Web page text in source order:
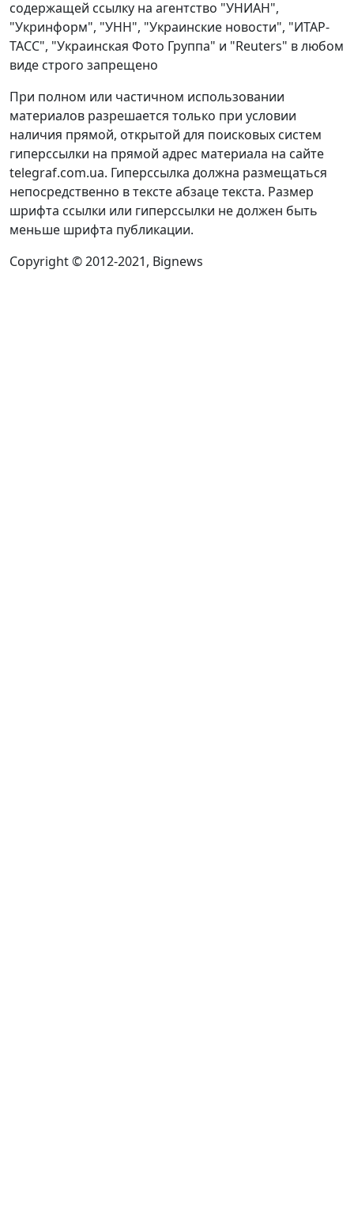
содержащей ссылку на агентство "УНИАН",
"Укринформ", "УНН", "Украинские новости", "ИТАР-
ТАСС", "Украинская Фото Группа" и "Reuters" в любом
виде строго запрещено
При полном или частичном использовании
материалов разрешается только при условии
наличия прямой, открытой для поисковых систем
гиперссылки на прямой адрес материала на сайте
telegraf.com.ua. Гиперссылка должна размещаться
непосредственно в тексте абзаце текста. Размер
шрифта ссылки или гиперссылки не должен быть
меньше шрифта публикации.
Copyright © 2012-2021, Bignews